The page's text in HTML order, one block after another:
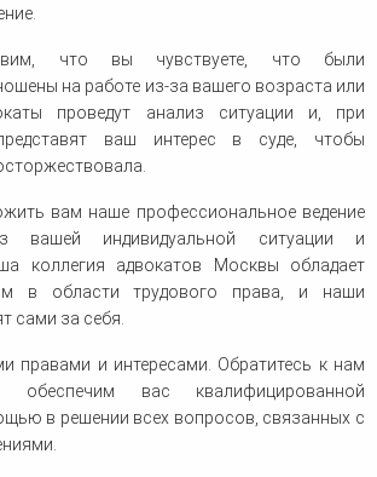
что вы чувствуете, что были
на работе из-за вашего возраста или
проведут анализ ситуации и, при
ваш интерес в суде, чтобы
вам наше профессиональное ведение
вашей индивидуальной ситуации и
коллегия адвокатов Москвы обладает
в области трудового права, и наши
сами за себя.
правами и интересами. Обратитесь к нам
вас квалифицированной
в решении всех вопросов, связанных с